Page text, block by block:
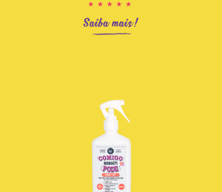
★★★★★
Saiba mais!